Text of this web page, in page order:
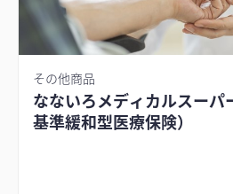
その他商品
なないろメディカルスーパ
基準緩和型医療保険）